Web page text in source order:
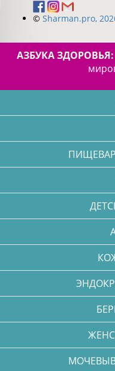
© Sharman.pro,
АЗБУКА ЗДОРОВЬЯ: